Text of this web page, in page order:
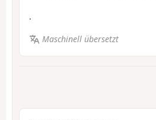
.
Maschinell übersetzt